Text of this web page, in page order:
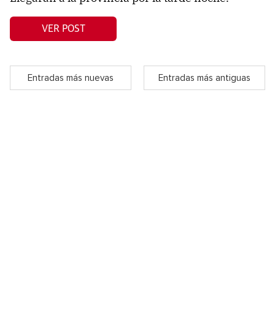
VER POST
Entradas más nuevas Entradas más antiguas